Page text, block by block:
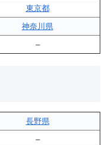
東京都
神奈川県
–
長野県
–